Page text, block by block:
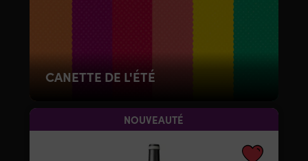
CANETTE DE L'ÉTÉ
NOUVEAUTÉ